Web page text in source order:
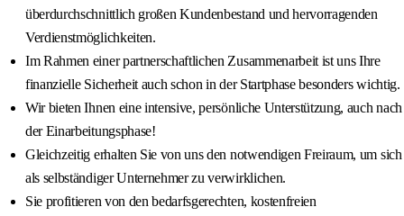
überdurchschnittlich großen Kundenbestand und hervorragenden
Verdienstmöglichkeiten.
Im Rahmen einer partnerschaftlichen Zusammenarbeit ist uns Ihre
finanzielle Sicherheit auch schon in der Startphase besonders wichtig.
Wir bieten Ihnen eine intensive, persönliche Unterstützung, auch nach
der Einarbeitungsphase!
Gleichzeitig erhalten Sie von uns den notwendigen Freiraum, um sich
als selbständiger Unternehmer zu verwirklichen.
Sie profitieren von den bedarfsgerechten, kostenfreien